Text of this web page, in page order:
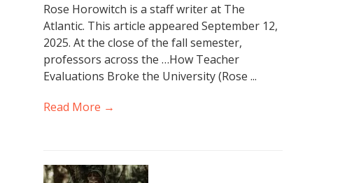
Rose Horowitch is a staff writer at The
Atlantic. This article appeared September 12,
2025. At the close of the fall semester,
professors across the …How Teacher
Evaluations Broke the University (Rose ...
Read More →